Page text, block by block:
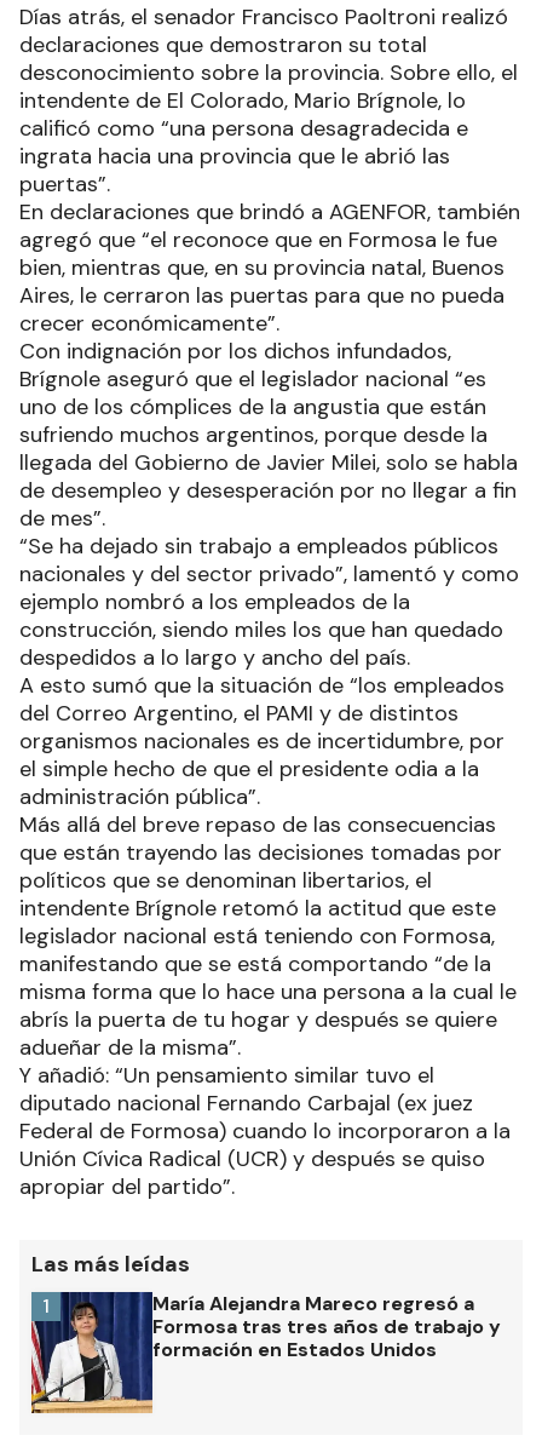
Días atrás, el senador Francisco Paoltroni realizó
declaraciones que demostraron su total
desconocimiento sobre la provincia. Sobre ello, el
intendente de El Colorado, Mario Brígnole, lo
calificó como “una persona desagradecida e
ingrata hacia una provincia que le abrió las
puertas”.
En declaraciones que brindó a AGENFOR, también
agregó que “el reconoce que en Formosa le fue
bien, mientras que, en su provincia natal, Buenos
Aires, le cerraron las puertas para que no pueda
crecer económicamente”.
Con indignación por los dichos infundados,
Brígnole aseguró que el legislador nacional “es
uno de los cómplices de la angustia que están
sufriendo muchos argentinos, porque desde la
llegada del Gobierno de Javier Milei, solo se habla
de desempleo y desesperación por no llegar a fin
de mes”.
“Se ha dejado sin trabajo a empleados públicos
nacionales y del sector privado”, lamentó y como
ejemplo nombró a los empleados de la
construcción, siendo miles los que han quedado
despedidos a lo largo y ancho del país.
A esto sumó que la situación de “los empleados
del Correo Argentino, el PAMI y de distintos
organismos nacionales es de incertidumbre, por
el simple hecho de que el presidente odia a la
administración pública”.
Más allá del breve repaso de las consecuencias
que están trayendo las decisiones tomadas por
políticos que se denominan libertarios, el
intendente Brígnole retomó la actitud que este
legislador nacional está teniendo con Formosa,
manifestando que se está comportando “de la
misma forma que lo hace una persona a la cual le
abrís la puerta de tu hogar y después se quiere
adueñar de la misma”.
Y añadió: “Un pensamiento similar tuvo el
diputado nacional Fernando Carbajal (ex juez
Federal de Formosa) cuando lo incorporaron a la
Unión Cívica Radical (UCR) y después se quiso
apropiar del partido”.
Las más leídas
María Alejandra Mareco regresó a
Formosa tras tres años de trabajo y
formación en Estados Unidos
1